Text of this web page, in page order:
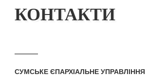
КОНТАКТИ
СУМСЬКЕ ЄПАРХІАЛЬНЕ УПРАВЛІННЯ